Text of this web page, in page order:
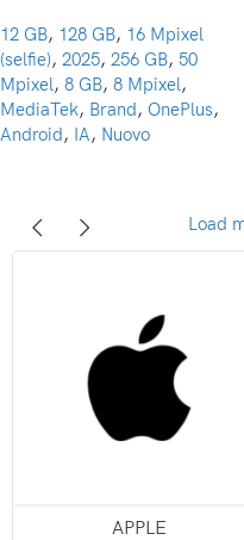
12 GB, 128 GB, 16 Mpixel
(selfie), 2025, 256 GB, 50
Mpixel, 8 GB, 8 Mpixel,
MediaTek, Brand, OnePlus,
Android, IA, Nuovo
Load
APPLE